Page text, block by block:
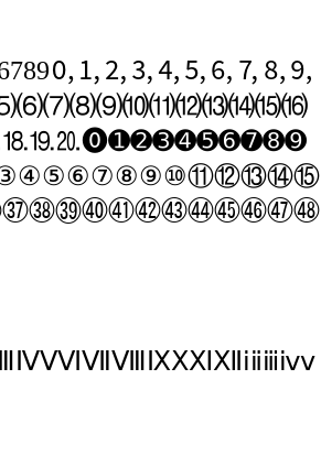
789🄁 🄂 🄃 🄄🄅 🄆 🄇 🄈 🄉 🄊
⑹⑺⑻⑼⑽⑾⑿⒀⒁⒂⒃
⒙⒚⒛🄌➊➋➌➍➎➏➐➑➒
④⑤⑥⑦⑧⑨⑩⑪⑫⑬⑭⑮
㊲㊳㊴㊵㊶㊷㊸㊹㊺㊻㊼㊽
ⅣⅤⅥ Ⅶ Ⅷ ⅨⅩⅪ Ⅻ ⅰⅱⅲⅳⅴ